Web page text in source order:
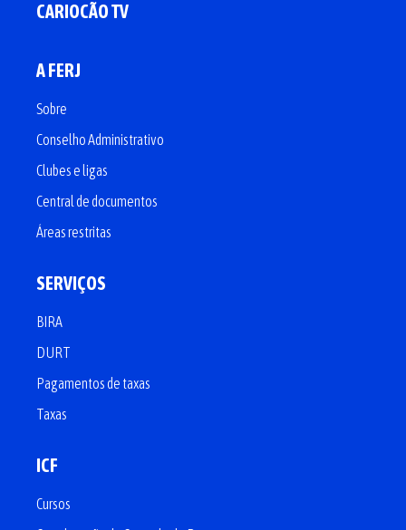
CARIOCÃO TV
A FERJ
Sobre
Conselho Administrativo
Clubes e ligas
Central de documentos
Áreas restritas
SERVIÇOS
BIRA
DURT
Pagamentos de taxas
Taxas
ICF
Cursos